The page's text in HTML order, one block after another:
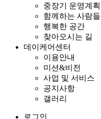
중장기 운영계획
함께하는 사람들
행복한 공간
찾아오시는 길
데이케어센터
이용안내
미션&비전
사업 및 서비스
공지사항
갤러리
로그인